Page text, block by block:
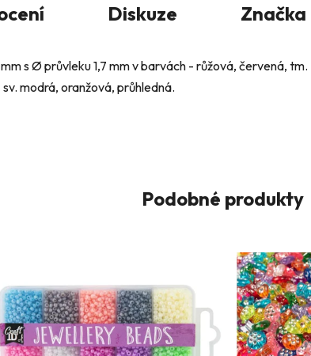
Diskuze Značka
s Ø průvleku 1,7 mm v barvách - růžová, červená, tm.
modrá, oranžová, průhledná.
Podobné produkty